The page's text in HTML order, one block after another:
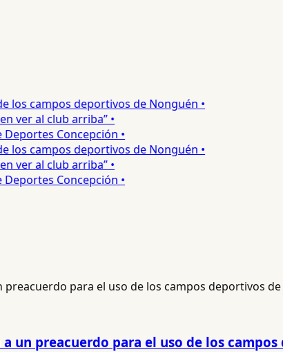
campos deportivos de Nonguén •
al club arriba” •
Concepción •
campos deportivos de Nonguén •
al club arriba” •
Concepción •
un preacuerdo para el uso de los